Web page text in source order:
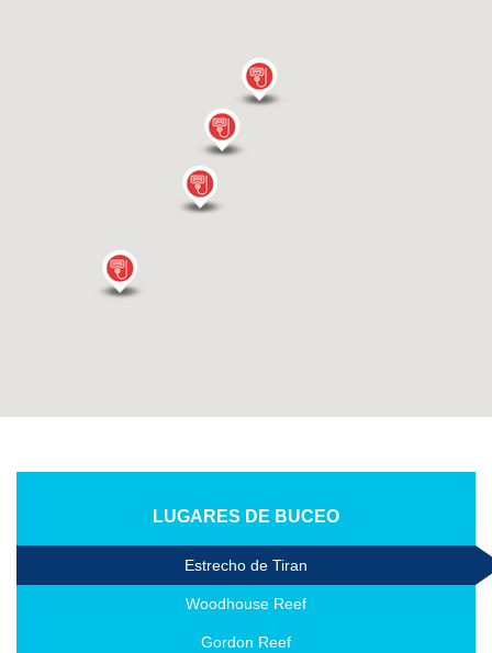
LUGARES DE BUCEO
Estrecho de Tiran
Woodhouse Reef
Gordon Reef